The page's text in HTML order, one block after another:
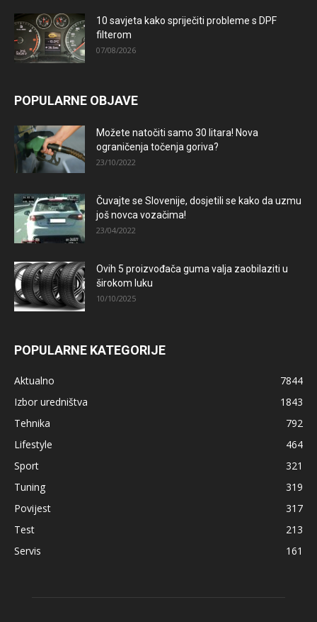
10 savjeta kako spriječiti probleme s DPF
filterom
07/08/2026
POPULARNE OBJAVE
Možete natočiti samo 30 litara! Nova
ograničenja točenja goriva?
23/10/2022
Čuvajte se Slovenije, dosjetili se kako da uzmu
još novca vozačima!
23/04/2022
Ovih 5 proizvođača guma valja zaobilaziti u
širokom luku
10/10/2025
POPULARNE KATEGORIJE
Aktualno
7844
Izbor uredništva
1843
Tehnika
792
Lifestyle
464
Sport
321
Tuning
319
Povijest
317
Test
213
Servis
161